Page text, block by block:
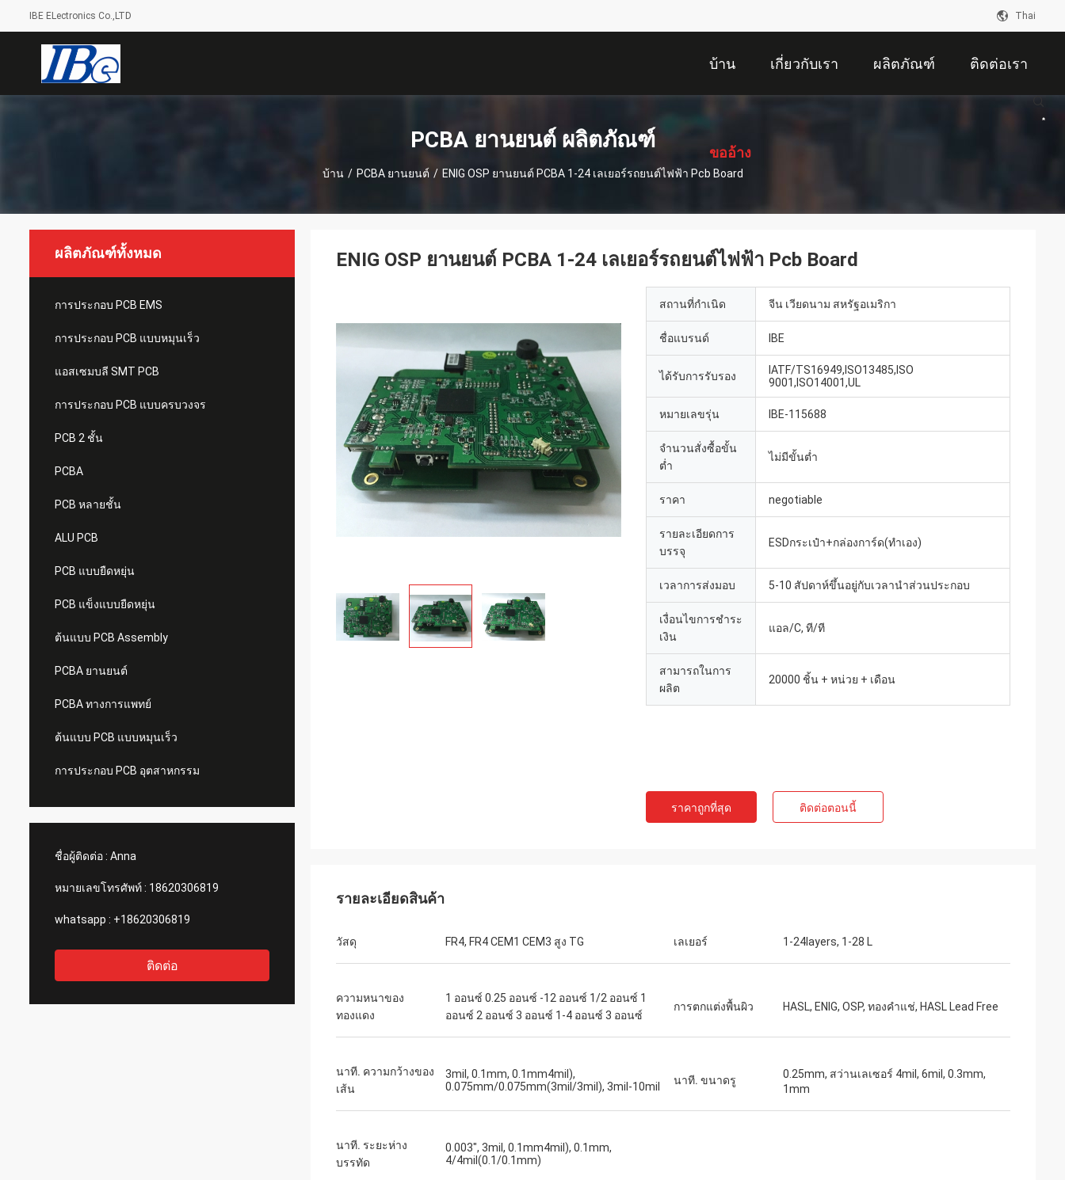
IBE ELectronics Co.,LTD Thai
บ้าน เกี่ยวกับเรา ผลิตภัณฑ์ ติดต่อเรา
ขออ้าง
PCBA ยานยนต์ ผลิตภัณฑ์
บ้าน / PCBA ยานยนต์ / ENIG OSP ยานยนต์ PCBA 1-24 เลเยอร์รถยนต์ไฟฟ้า Pcb Board
ผลิตภัณฑ์ทั้งหมด
การประกอบ PCB EMS
การประกอบ PCB แบบหมุนเร็ว
แอสเซมบลี SMT PCB
การประกอบ PCB แบบครบวงจร
PCB 2 ชั้น
PCBA
PCB หลายชั้น
ALU PCB
PCB แบบยืดหยุ่น
PCB แข็งแบบยืดหยุ่น
ต้นแบบ PCB Assembly
PCBA ยานยนต์
PCBA ทางการแพทย์
ต้นแบบ PCB แบบหมุนเร็ว
การประกอบ PCB อุตสาหกรรม
ชื่อผู้ติดต่อ : Anna
หมายเลขโทรศัพท์ : 18620306819
whatsapp : +18620306819
ติดต่อ
ENIG OSP ยานยนต์ PCBA 1-24 เลเยอร์รถยนต์ไฟฟ้า Pcb Board
สถานที่กำเนิด จีน เวียดนาม สหรัฐอเมริกา
ชื่อแบรนด์ IBE
ได้รับการรับรอง
IATF/TS16949,ISO13485,ISO
9001,ISO14001,UL
หมายเลขรุ่น IBE-115688
จำนวนสั่งซื้อขั้น
ต่ำ
ไม่มีขั้นต่ำ
ราคา negotiable
รายละเอียดการ
บรรจุ
ESDกระเป๋า+กล่องการ์ด(ทำเอง)
เวลาการส่งมอบ 5-10 สัปดาห์ขึ้นอยู่กับเวลานำส่วนประกอบ
เงื่อนไขการชำระ
เงิน
แอล/C, ที/ที
สามารถในการ
ผลิต
20000 ชิ้น + หน่วย + เดือน
ราคาถูกที่สุด ติดต่อตอนนี้
รายละเอียดสินค้า
วัสดุ FR4, FR4 CEM1 CEM3 สูง TG เลเยอร์ 1-24layers, 1-28 L
ความหนาของ
ทองแดง
1 ออนซ์ 0.25 ออนซ์ -12 ออนซ์ 1/2 ออนซ์ 1
ออนซ์ 2 ออนซ์ 3 ออนซ์ 1-4 ออนซ์ 3 ออนซ์
การตกแต่งพื้นผิว HASL, ENIG, OSP, ทองคำแช่, HASL Lead Free
นาที. ความกว้างของ
เส้น
3mil, 0.1mm, 0.1mm4mil),
0.075mm/0.075mm(3mil/3mil), 3mil-10mil
นาที. ขนาดรู
0.25mm, สว่านเลเซอร์ 4mil, 6mil, 0.3mm,
1mm
นาที. ระยะห่าง
บรรทัด
0.003", 3mil, 0.1mm4mil), 0.1mm,
4/4mil(0.1/0.1mm)